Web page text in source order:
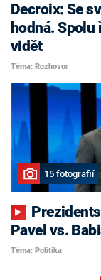
Decroix: Se
hodná.
vidět
Téma: Rozhovor
15 fotografií
Pavel vs.
Téma: Politika